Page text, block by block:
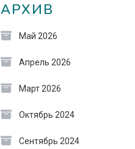
АРХИВ
Май 2026
Апрель 2026
Март 2026
Октябрь 2024
Сентябрь 2024